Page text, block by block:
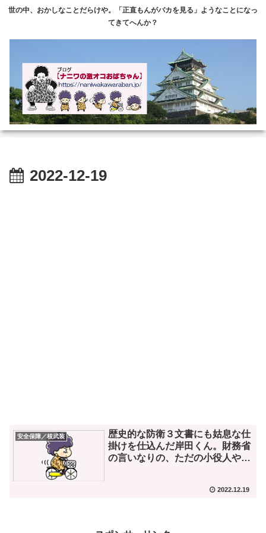
世の中、おかしなことだらけや。「正直もんがバカを見る」ようなことになっ
てきてへんか？
2022-12-19
安全保障／核武装
歴史的な防衛３文書にも姑息な仕
掛けを仕込んだ岸田くん。財務省
の言いなりの、ただの小役人や
2022.12.19